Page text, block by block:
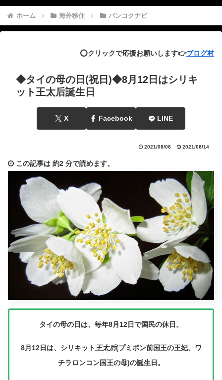
ホーム 海外移住 バンコクナビ
⭕️クリックで応援お願いします👉ブログ村
◆タイの母の日(祝日)◆8月12日はシリキ
ット王太后誕生日
X Facebook LINE
2021/08/08 2021/08/14
この記事は 約2 分で読めます。
タイの母の日は、毎年8月12日で国民の休日。
8月12日は、シリキット 王太后(プミポン前国王の王妃、ワ
チラロンコン国王の母)の誕生日。